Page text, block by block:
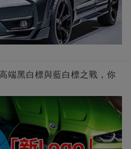
端黑白標與藍白標之戰，你